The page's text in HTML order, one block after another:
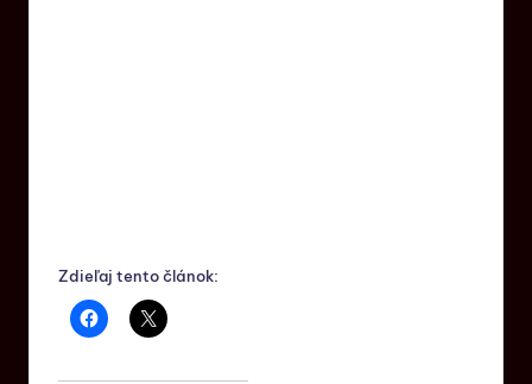
Zdieľaj tento článok: